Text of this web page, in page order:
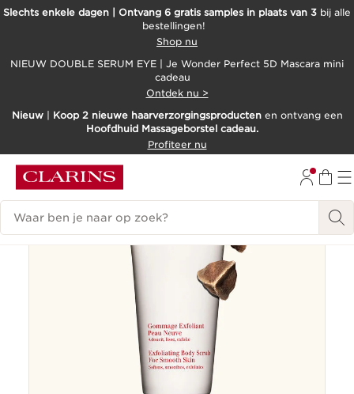
DOORGAAN NAAR INHOUD
Slechts enkele dagen | Ontvang 6 gratis samples in plaats van 3 bij alle
bestellingen!
Shop nu
NIEUW DOUBLE SERUM EYE | Je Wonder Perfect 5D Mascara mini
cadeau
Ontdek nu >
Nieuw| Koop 2 nieuwe haarverzorgingsproductenen ontvang een
Hoofdhuid Massageborstel cadeau.
Profiteer nu
Zoekgeschiedenis
Nieuw